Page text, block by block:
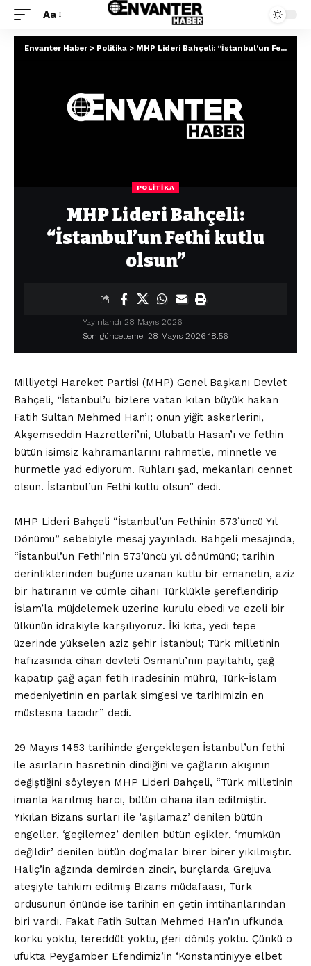
Aa
Envanter Haber > Politika > MHP Lideri Bahçeli: “İstanbul’un Fethi kutlu olsun”
POLITIKA
MHP Lideri Bahçeli:
“İstanbul’un Fethi kutlu
olsun”
Son güncelleme: 28 Mayıs 2026 18:56
Yayınlandı 28 Mayıs 2026
Milliyetçi Hareket Partisi (MHP) Genel Başkanı Devlet
Bahçeli, “İstanbul’u bizlere vatan kılan büyük hakan
Fatih Sultan Mehmed Han’ı; onun yiğit askerlerini,
Akşemseddin Hazretleri’ni, Ulubatlı Hasan’ı ve fethin
bütün isimsiz kahramanlarını rahmetle, minnetle ve
hürmetle yad ediyorum. Ruhları şad, mekanları cennet
olsun. İstanbul’un Fethi kutlu olsun” dedi.
MHP Lideri Bahçeli “İstanbul’un Fethinin 573’üncü Yıl
Dönümü” sebebiyle mesaj yayınladı. Bahçeli mesajında,
“İstanbul’un Fethi’nin 573’üncü yıl dönümünü; tarihin
derinliklerinden bugüne uzanan kutlu bir emanetin, aziz
bir hatıranın ve cümle cihanı Türklükle şereflendirip
İslam’la müjdelemek üzerine kurulu ebedi ve ezeli bir
ülkünün idrakiyle karşılıyoruz. İki kıta, yedi tepe
üzerinde yükselen aziz şehir İstanbul; Türk milletinin
hafızasında cihan devleti Osmanlı’nın payitahtı, çağ
kapatıp çağ açan fetih iradesinin mührü, Türk-İslam
medeniyetinin en parlak simgesi ve tarihimizin en
müstesna tacıdır” dedi.
29 Mayıs 1453 tarihinde gerçekleşen İstanbul’un fethi
ile asırların hasretinin dindiğini ve çağların akışının
değiştiğini söyleyen MHP Lideri Bahçeli, “Türk milletinin
imanla karılmış harcı, bütün cihana ilan edilmiştir.
Yıkılan Bizans surları ile ‘aşılamaz’ denilen bütün
engeller, ‘geçilemez’ denilen bütün eşikler, ‘mümkün
değildir’ denilen bütün dogmalar birer birer yıkılmıştır.
Haliç’in ağzında demirden zincir, burçlarda Grejuva
ateşiyle tahkim edilmiş Bizans müdafaası, Türk
ordusunun önünde ise tarihin en çetin imtihanlarından
biri vardı. Fakat Fatih Sultan Mehmed Han’ın ufkunda
korku yoktu, tereddüt yoktu, geri dönüş yoktu. Çünkü o
ufukta Peygamber Efendimiz’in ‘Konstantiniyye elbet